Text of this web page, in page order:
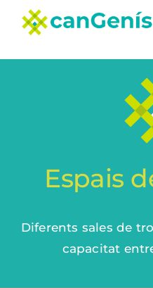
Espais
Diferents sales de
capacitat